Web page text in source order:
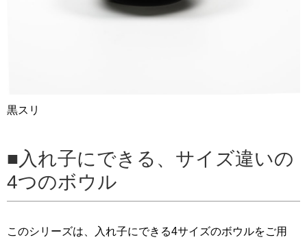
黒スリ
入れ子にできる、サイズ違いの
4つのボウル
このシリーズは、入れ子にできる4サイズのボウルをご用